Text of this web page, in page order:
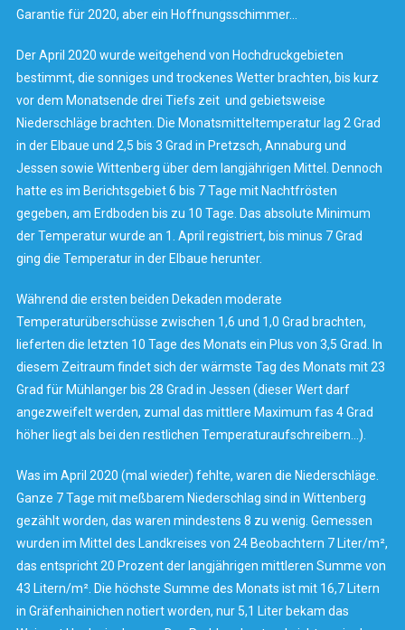
Garantie für 2020, aber ein Hoffnungsschimmer…
Der April 2020 wurde weitgehend von Hochdruckgebieten
bestimmt, die sonniges und trockenes Wetter brachten, bis kurz
vor dem Monatsende drei Tiefs zeit und gebietsweise
Niederschläge brachten. Die Monatsmitteltemperatur lag 2 Grad
in der Elbaue und 2,5 bis 3 Grad in Pretzsch, Annaburg und
Jessen sowie Wittenberg über dem langjährigen Mittel. Dennoch
hatte es im Berichtsgebiet 6 bis 7 Tage mit Nachtfrösten
gegeben, am Erdboden bis zu 10 Tage. Das absolute Minimum
der Temperatur wurde an 1. April registriert, bis minus 7 Grad
ging die Temperatur in der Elbaue herunter.
Während die ersten beiden Dekaden moderate
Temperaturüberschüsse zwischen 1,6 und 1,0 Grad brachten,
lieferten die letzten 10 Tage des Monats ein Plus von 3,5 Grad. In
diesem Zeitraum findet sich der wärmste Tag des Monats mit 23
Grad für Mühlanger bis 28 Grad in Jessen (dieser Wert darf
angezweifelt werden, zumal das mittlere Maximum fas 4 Grad
höher liegt als bei den restlichen Temperaturaufschreibern…).
Was im April 2020 (mal wieder) fehlte, waren die Niederschläge.
Ganze 7 Tage mit meßbarem Niederschlag sind in Wittenberg
gezählt worden, das waren mindestens 8 zu wenig. Gemessen
wurden im Mittel des Landkreises von 24 Beobachtern 7 Liter/m²,
das entspricht 20 Prozent der langjährigen mittleren Summe von
43 Litern/m². Die höchste Summe des Monats ist mit 16,7 Litern
in Gräfenhainichen notiert worden, nur 5,1 Liter bekam das